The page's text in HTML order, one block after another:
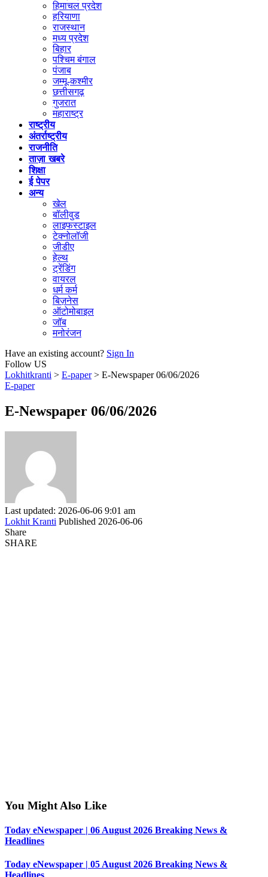
हिमाचल प्रदेश
हरियाणा
राजस्थान
मध्य प्रदेश
बिहार
पश्चिम बंगाल
पंजाब
जम्मू-कश्मीर
छत्तीसगढ़
गुजरात
महाराष्ट्र
राष्ट्रीय
अंतर्राष्ट्रीय
राजनीति
ताज़ा खबरे
शिक्षा
ई पेपर
अन्य
खेल
बॉलीवुड
लाइफस्टाइल
टेक्नोलॉजी
जीडीए
हेल्थ
ट्रेंडिंग
वायरल
धर्म कर्म
बिज़नेस
ऑटोमोबाइल
जॉब
मनोरंजन
Have an existing account? Sign In
Follow US
Lokhitkranti > E-paper> E-Newspaper 06/06/2026
E-paper
E-Newspaper 06/06/2026
Last updated: 2026-06-06 9:01 am
Lokhit Kranti Published 2026-06-06
Share
SHARE
You Might Also Like
Today eNewspaper | 06 August 2026 Breaking News &
Headlines
Today eNewspaper | 05 August 2026 Breaking News &
Headlines